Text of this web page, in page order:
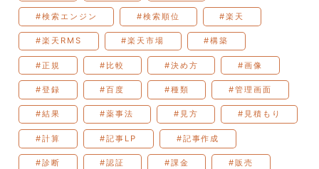
#検索エンジン #検索順位 #楽天
#楽天RMS #楽天市場 #構築
#正規 #比較 #決め方 #画像
#登録 #百度 #種類 #管理画面
#結果 #薬事法 #見方 #見積もり
#計算 #記事LP #記事作成
#診断 #認証 #課金 #販売